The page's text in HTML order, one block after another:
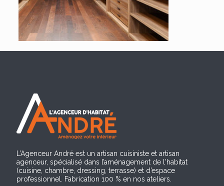
L’Agenceur André est un artisan cuisiniste et artisan
agenceur, spécialisé dans l’aménagement de l'habitat
(cuisine, chambre, dressing, terrasse) et d’espace
professionnel. Fabrication 100 % en nos ateliers.